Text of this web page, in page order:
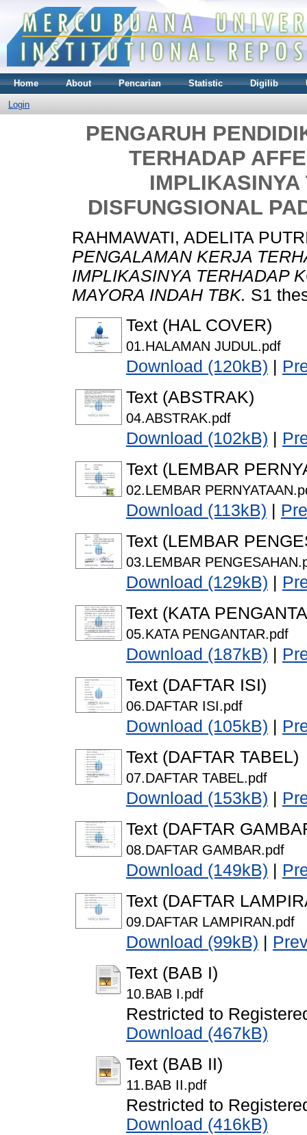
Home About Pencarian Statistic Digilib
Login
PENGARUH
TERHADAP
DISFUNGSIONAL
RAHMAWATI, ADELITA
PENGALAMAN KERJA
IMPLIKASINYA TERHADAP
MAYORA INDAH TBK. S1
Text (HAL COVER)
01.HALAMAN JUDUL.pdf
Download (120kB)
Text (ABSTRAK)
04.ABSTRAK.pdf
Download (102kB)
Text (LEMBAR
02.LEMBAR
Download (113kB)
Text (LEMBAR
03.LEMBAR
Download (129kB)
Text (KATA
05.KATA PENGANTAR.pdf
Download (187kB)
Text (DAFTAR ISI)
06.DAFTAR ISI.pdf
Download (105kB)
Text (DAFTAR TABEL)
07.DAFTAR TABEL.pdf
Download (153kB)
Text (DAFTAR
08.DAFTAR GAMBAR.pdf
Download (149kB)
Text (DAFTAR
09.DAFTAR LAMPIRAN.pdf
Download (99kB)
Text (BAB I)
10.BAB I.pdf
Restricted to
Download (467kB)
Text (BAB II)
11.BAB II.pdf
Restricted to
Download (416kB)